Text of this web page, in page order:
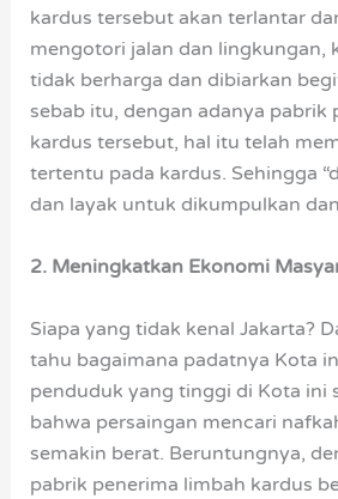
kardus tersebut akan terlantar
mengotori jalan dan lingkungan,
tidak berharga dan dibiarkan
sebab itu, dengan adanya pabrik
kardus tersebut, hal itu telah
tertentu pada kardus. Sehingga
dan layak untuk dikumpulkan
2. Meningkatkan Ekonomi
Siapa yang tidak kenal Jakarta?
tahu bagaimana padatnya Kota
penduduk yang tinggi di Kota ini
bahwa persaingan mencari
semakin berat. Beruntungnya,
pabrik penerima limbah kardus